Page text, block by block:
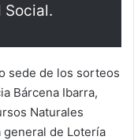
Social.
sede de los sorteos
Bárcena Ibarra,
Naturales
general de Lotería